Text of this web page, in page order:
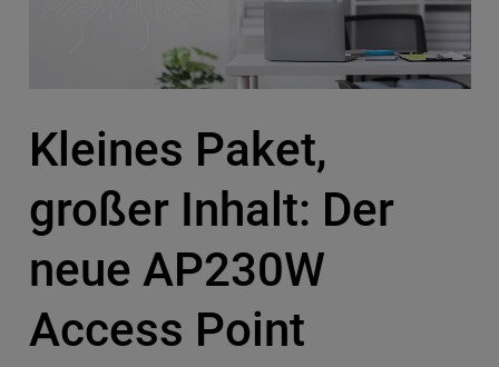
Kleines Paket,
großer Inhalt: Der
neue AP230W
Access Point